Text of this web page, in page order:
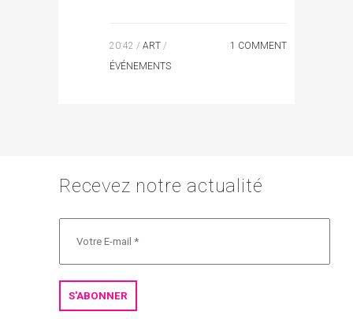
20:42 / ART /
ÉVÉNEMENTS
1 COMMENT
Recevez notre actualité